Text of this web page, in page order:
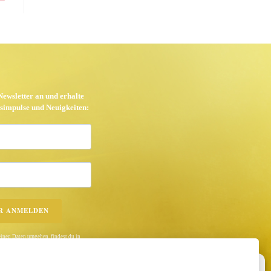
an und erhalte
und Neuigkeiten:
ANMELDEN
Daten umgehen, findest du in